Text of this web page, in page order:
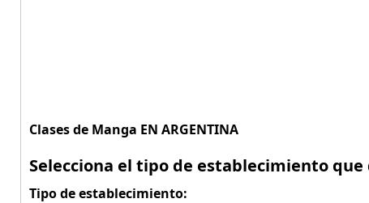
Clases de Manga EN ARGENTINA
Selecciona el tipo de establecimiento que
Tipo de establecimiento: